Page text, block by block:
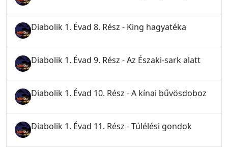
Diabolik 1. Évad 8. Rész - King hagyatéka
Diabolik 1. Évad 9. Rész - Az Északi-sark alatt
Diabolik 1. Évad 10. Rész - A kínai bűvösdoboz
Diabolik 1. Évad 11. Rész - Túlélési gondok